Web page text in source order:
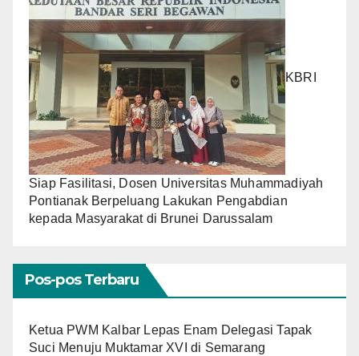
KBRI
Siap Fasilitasi, Dosen Universitas Muhammadiyah
Pontianak Berpeluang Lakukan Pengabdian
kepada Masyarakat di Brunei Darussalam
Pos-pos Terbaru
Ketua PWM Kalbar Lepas Enam Delegasi Tapak
Suci Menuju Muktamar XVI di Semarang